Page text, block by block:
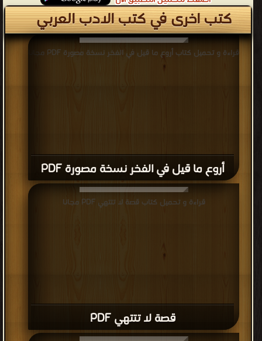
كتب اخرى في كتب الادب العربي
أروع ما قيل في الفخر نسخة مصورة PDF
قراءة و تحميل كتاب أروع ما قيل في الفخر نسخة مصورة PDF مجانا
قصة لا تتتهي PDF
قراءة و تحميل كتاب قصة لا تتتهي PDF مجانا